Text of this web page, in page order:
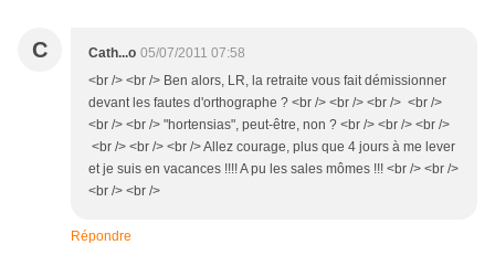
C Cath...o 05/07/2011 07:58
<br /> <br /> Ben alors, LR, la retraite vous fait démissionner
devant les fautes d'orthographe ? <br /> <br /> <br /> <br />
<br /> <br /> "hortensias", peut-être, non ? <br /> <br /> <br />
<br /> <br /> <br /> Allez courage, plus que 4 jours à me lever
et je suis en vacances !!!! A pu les sales mômes !!! <br /> <br />
<br /> <br />
Répondre